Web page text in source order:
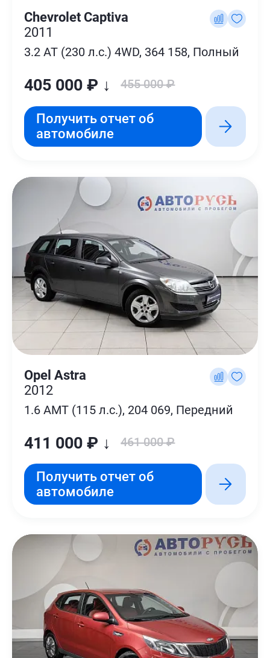
Chevrolet Captiva
2011
3.2 AT (230 л.с.) 4WD, 364 158, Полный
405 000 ₽ ↓ 455 000 ₽
Получить отчет об
автомобиле
Opel Astra
2012
1.6 AMT (115 л.с.), 204 069, Передний
411 000 ₽ ↓ 461 000 ₽
Получить отчет об
автомобиле